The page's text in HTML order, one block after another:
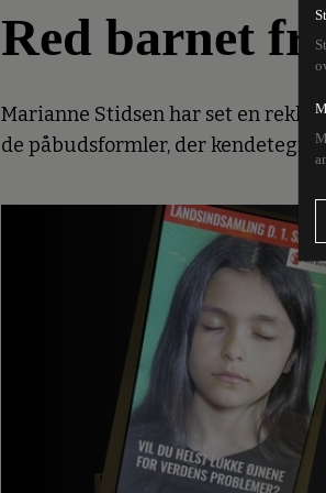
Red barnet
Marianne Stidsen har set en
de påbudsformler, der